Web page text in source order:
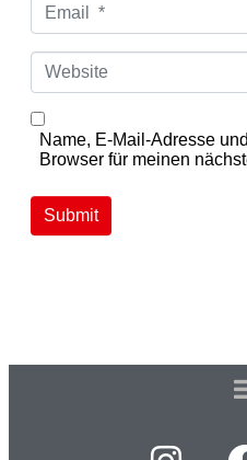
a
i
*
W
b
s
Name, E-Mail-Adresse
Browser für meinen
Submit